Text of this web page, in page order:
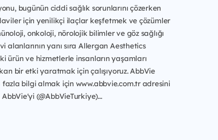
bugünün ciddi sağlık sorunlarını çözerken
için yenilikçi ilaçlar keşfetmek ve çözümler
onkoloji, nörolojik bilimler ve göz sağlığı
alanlarının yanı sıra Allergan Aesthetics
ürün ve hizmetlerle insanların yaşamları
bir etki yaratmak için çalışıyoruz. AbbVie
fazla bilgi almak için www.abbvie.com.tr adresini
(@AbbVieTurkiye)...